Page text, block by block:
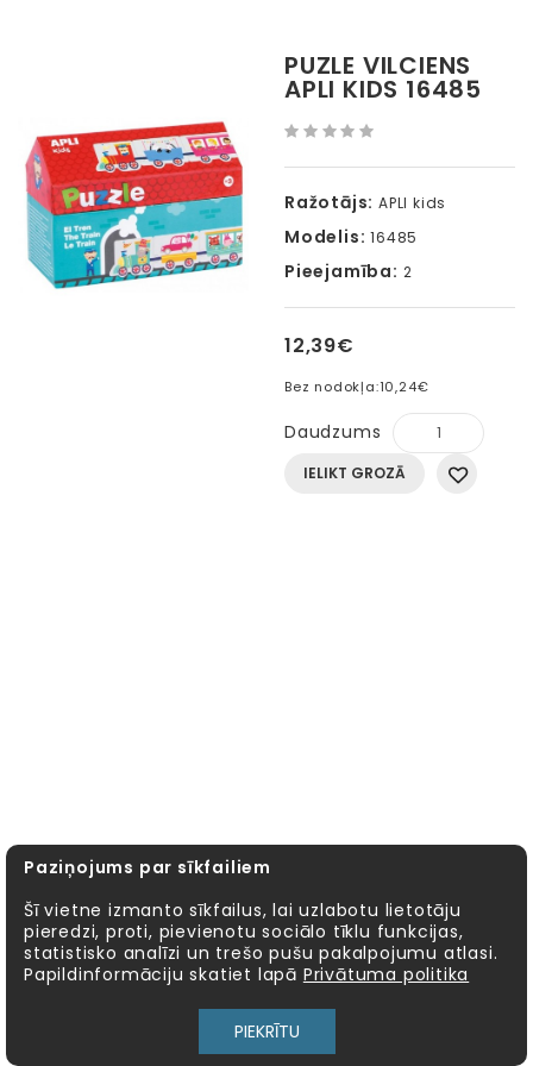
PUZLE VILCIENS
APLI KIDS 16485
Ražotājs: APLI kids
Modelis: 16485
Pieejamība: 2
12,39€
Bez nodokļa:10,24€
Daudzums
IELIKT GROZĀ
Paziņojums par sīkfailiem
Šī vietne izmanto sīkfailus, lai uzlabotu lietotāju
pieredzi, proti, pievienotu sociālo tīklu funkcijas,
statistisko analīzi un trešo pušu pakalpojumu atlasi.
Papildinformāciju skatiet lapā Privātuma politika
PIEKRĪTU